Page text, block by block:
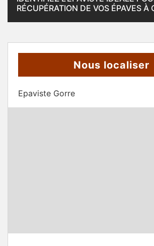
RÉCUPÉRATION DE VOS ÉPAVES À
Nous localiser
Epaviste Gorre